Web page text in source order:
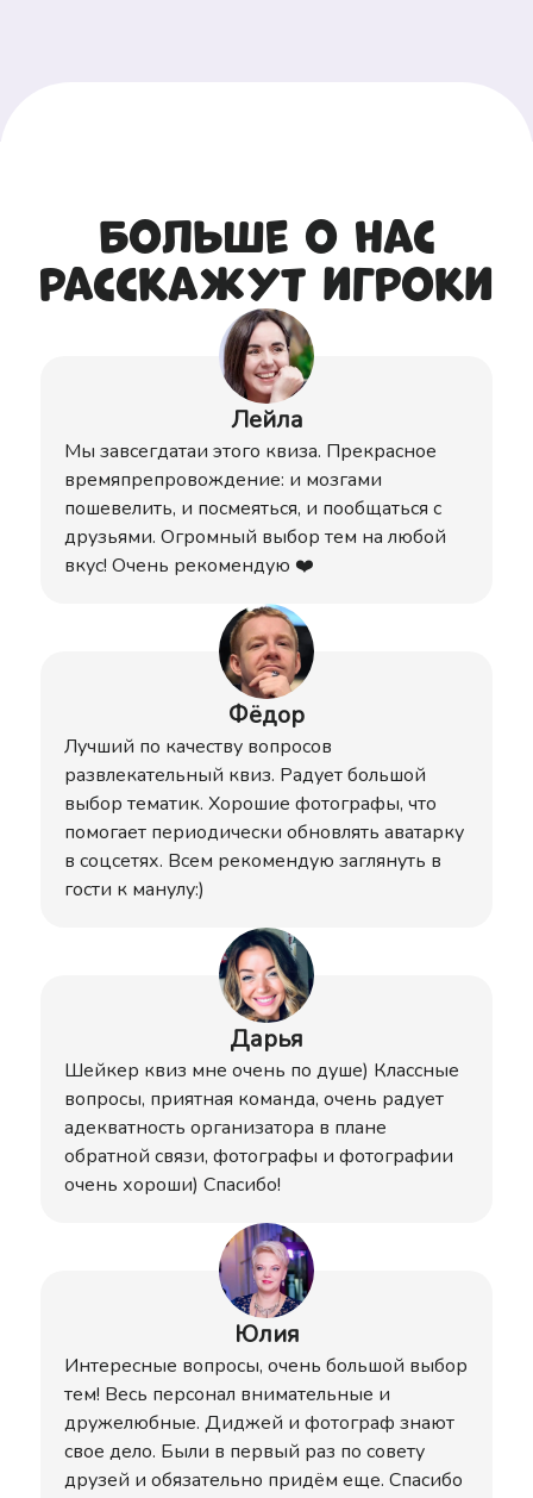
Больше о нас
расскажут игроки
Лейла
Мы завсегдатаи этого квиза. Прекрасное
времяпрепровождение: и мозгами
пошевелить, и посмеяться, и пообщаться с
друзьями. Огромный выбор тем на любой
вкус! Очень рекомендую ❤️
Фёдор
Лучший по качеству вопросов
развлекательный квиз. Радует большой
выбор тематик. Хорошие фотографы, что
помогает периодически обновлять аватарку
в соцсетях. Всем рекомендую заглянуть в
гости к манулу:)
Дарья
Шейкер квиз мне очень по душе) Классные
вопросы, приятная команда, очень радует
адекватность организатора в плане
обратной связи, фотографы и фотографии
очень хороши) Спасибо!
Юлия
Интересные вопросы, очень большой выбор
тем! Весь персонал внимательные и
дружелюбные. Диджей и фотограф знают
свое дело. Были в первый раз по совету
друзей и обязательно придём еще. Спасибо